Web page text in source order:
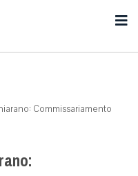
Commissariamento